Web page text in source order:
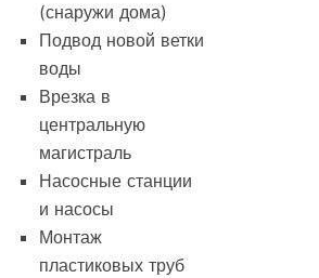
(снаружи дома)
Подвод новой ветки
воды
Врезка в
центральную
магистраль
Насосные станции
и насосы
Монтаж
пластиковых труб